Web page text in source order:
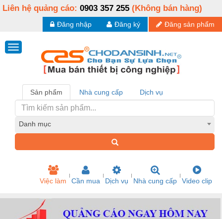
Liên hệ quảng cáo: 0903 357 255 (Không bán hàng)
Đăng sản phẩm
Đăng ký
Đăng nhập
Sản phẩm Nhà cung cấp Dịch vụ
Danh mục
Việc làm Cần mua Dịch vụ Nhà cung cấp Video clip